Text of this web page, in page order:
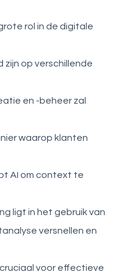
rol in de digitale
op verschillende
en -beheer zal
waarop klanten
AI om context te
ligt in het gebruik van
versnellen en
voor effectieve